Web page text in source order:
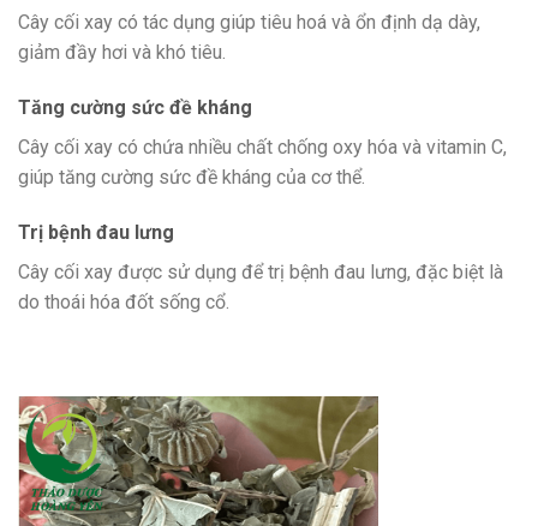
Cây cối xay có tác dụng giúp tiêu hoá và ổn định dạ dày,
giảm đầy hơi và khó tiêu.
Tăng cường sức đề kháng
Cây cối xay có chứa nhiều chất chống oxy hóa và vitamin C,
giúp tăng cường sức đề kháng của cơ thể.
Trị bệnh đau lưng
Cây cối xay được sử dụng để trị bệnh đau lưng, đặc biệt là
do thoái hóa đốt sống cổ.